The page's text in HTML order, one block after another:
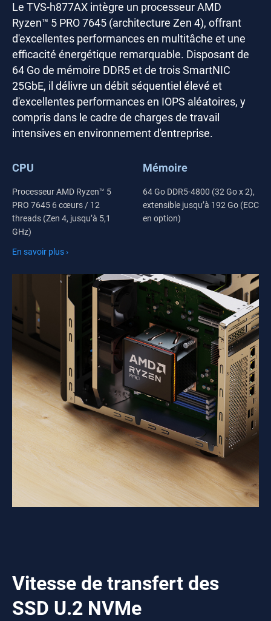
Le TVS-h877AX intègre un processeur AMD
Ryzen™ 5 PRO 7645 (architecture Zen 4), offrant
d'excellentes performances en multitâche et une
efficacité énergétique remarquable. Disposant de
64 Go de mémoire DDR5 et de trois SmartNIC
25GbE, il délivre un débit séquentiel élevé et
d'excellentes performances en IOPS aléatoires, y
compris dans le cadre de charges de travail
intensives en environnement d'entreprise.
CPU
Processeur AMD Ryzen™ 5
PRO 7645 6 cœurs / 12
threads (Zen 4, jusqu’à 5,1
GHz)
En savoir plus ›
Mémoire
64 Go DDR5-4800 (32 Go x 2),
extensible jusqu’à 192 Go (ECC
en option)
Vitesse de transfert des
SSD U.2 NVMe